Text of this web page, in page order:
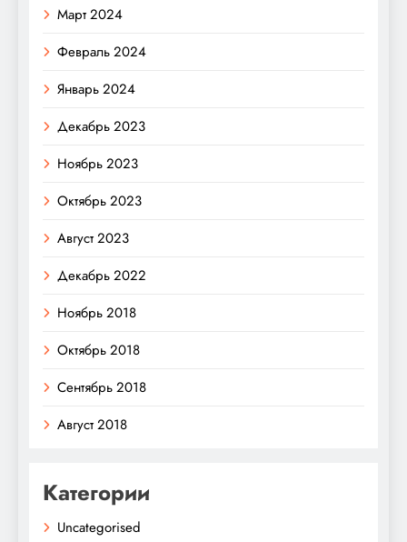
Март 2024
Февраль 2024
Январь 2024
Декабрь 2023
Ноябрь 2023
Октябрь 2023
Август 2023
Декабрь 2022
Ноябрь 2018
Октябрь 2018
Сентябрь 2018
Август 2018
Категории
Uncategorised